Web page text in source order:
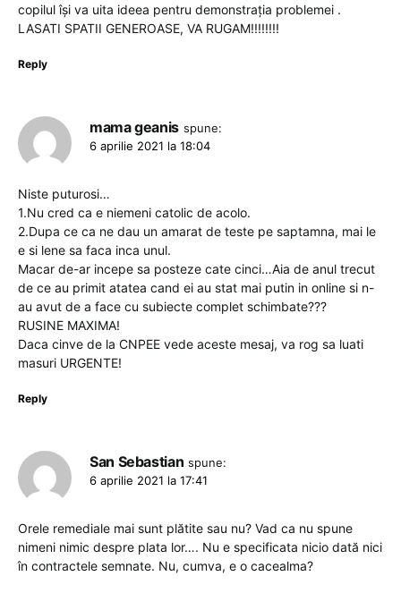
copilul își va uita ideea pentru demonstrația problemei .
LASATI SPATII GENEROASE, VA RUGAM!!!!!!!!
Reply
mama geanis spune:
6 aprilie 2021 la 18:04
Niste puturosi…
1.Nu cred ca e niemeni catolic de acolo.
2.Dupa ce ca ne dau un amarat de teste pe saptamna, mai le
e si lene sa faca inca unul.
Macar de-ar incepe sa posteze cate cinci…Aia de anul trecut
de ce au primit atatea cand ei au stat mai putin in online si n-
au avut de a face cu subiecte complet schimbate???
RUSINE MAXIMA!
Daca cinve de la CNPEE vede aceste mesaj, va rog sa luati
masuri URGENTE!
Reply
San Sebastian spune:
6 aprilie 2021 la 17:41
Orele remediale mai sunt plătite sau nu? Vad ca nu spune
nimeni nimic despre plata lor…. Nu e specificata nicio dată nici
în contractele semnate. Nu, cumva, e o cacealma?